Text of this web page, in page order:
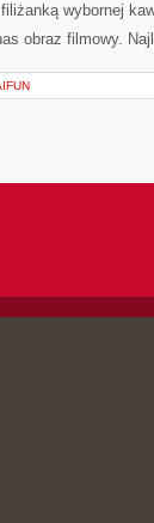
wybornej
obraz filmowy.